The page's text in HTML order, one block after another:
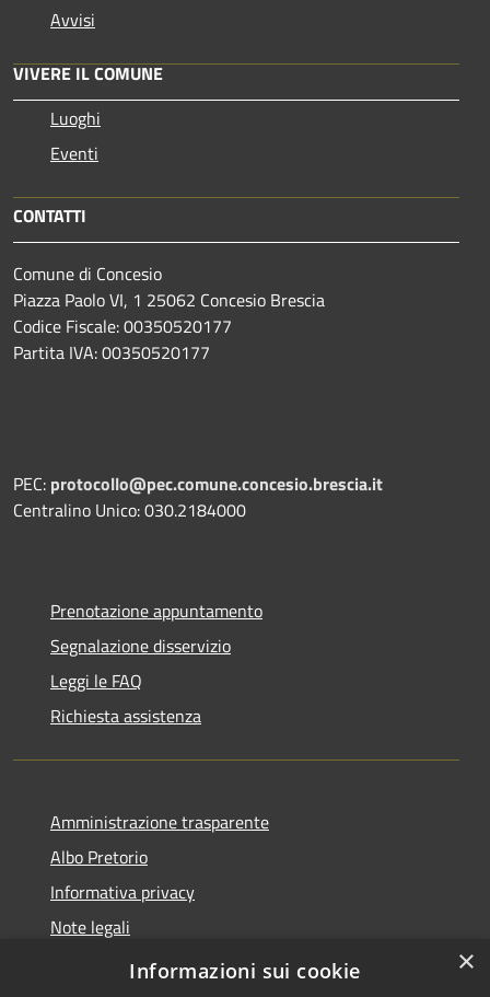
Avvisi
VIVERE IL COMUNE
Luoghi
Eventi
CONTATTI
Comune di Concesio
Piazza Paolo VI, 1 25062 Concesio Brescia
Codice Fiscale: 00350520177
Partita IVA: 00350520177
PEC: protocollo@pec.comune.concesio.brescia.it
Centralino Unico: 030.2184000
Prenotazione appuntamento
Segnalazione disservizio
Leggi le FAQ
Richiesta assistenza
Amministrazione trasparente
Albo Pretorio
Informativa privacy
Note legali
Dichiarazione di accessibilità
×
Informazioni sui cookie